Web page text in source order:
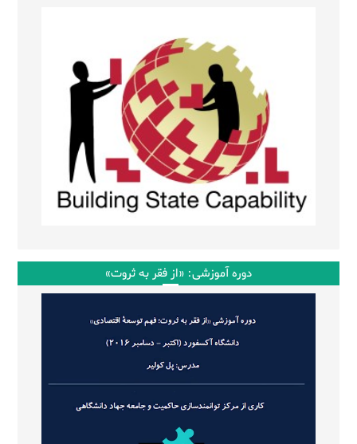
دوره آموزشی: «از فقر به ثروت»